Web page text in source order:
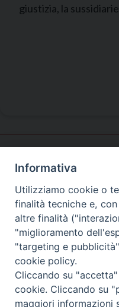
giustizia, la
SEDE PRINCIPALE
Palazzo Patriarcale
San Marco, 320/A – 30124
Tel. 041-2702411
e-mail
Informativa
Utilizziamo cookie o
finalità tecniche e,
altre finalità
"miglioramento
"targeting e
cookie policy.
Cliccando su
cookie. Cliccando su
maggiori informazioni